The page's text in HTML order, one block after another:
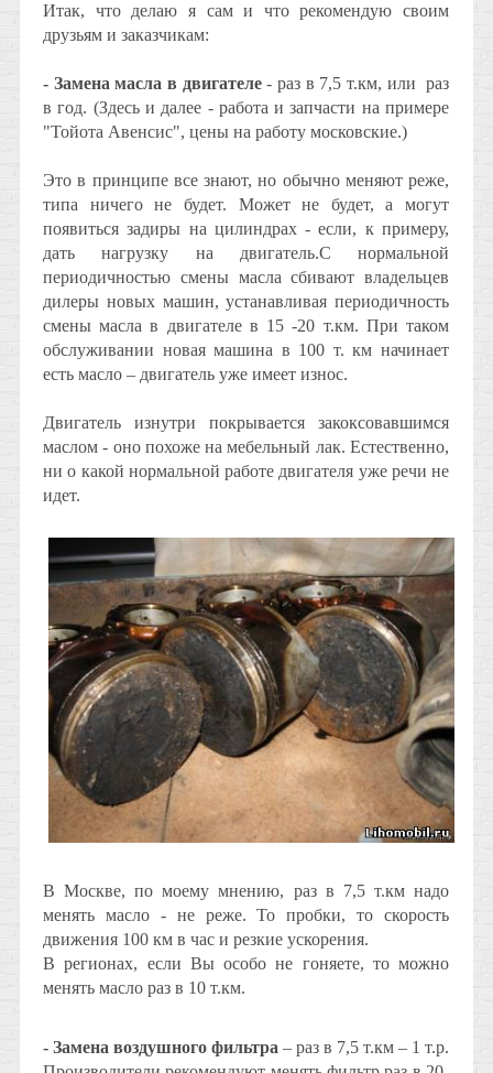
Итак, что делаю я сам и что рекомендую своим
друзьям и заказчикам:
- Замена масла в двигателе- раз в 7,5 т.км, или раз
в год. (Здесь и далее - работа и запчасти на примере
"Тойота Авенсис", цены на работу московские.)
Это в принципе все знают, но обычно меняют реже,
типа ничего не будет. Может не будет, а могут
появиться задиры на цилиндрах - если, к примеру,
дать нагрузку на двигатель.С нормальной
периодичностью смены масла сбивают владельцев
дилеры новых машин, устанавливая периодичность
смены масла в двигателе в 15 -20 т.км. При таком
обслуживании новая машина в 100 т. км начинает
есть масло – двигатель уже имеет износ.
Двигатель изнутри покрывается закоксовавшимся
маслом - оно похоже на мебельный лак. Естественно,
ни о какой нормальной работе двигателя уже речи не
идет.
В Москве, по моему мнению, раз в 7,5 т.км надо
менять масло - не реже. То пробки, то скорость
движения 100 км в час и резкие ускорения.
В регионах, если Вы особо не гоняете, то можно
менять масло раз в 10 т.км.
- Замена воздушного фильтра – раз в 7,5 т.км – 1 т.р.